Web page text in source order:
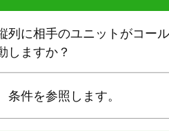
列に相手のユニットがコー
しますか？
件を参照します。